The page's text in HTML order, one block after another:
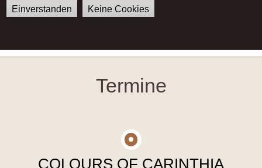
Einverstanden Keine Cookies
Termine
COLOURS OF CARINTHIA